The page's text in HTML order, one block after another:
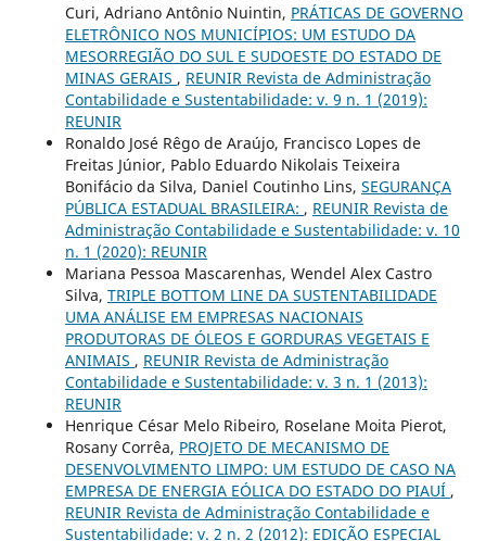
Curi, Adriano Antônio Nuintin, PRÁTICAS DE GOVERNO
ELETRÔNICO NOS MUNICÍPIOS: UM ESTUDO DA
MESORREGIÃO DO SUL E SUDOESTE DO ESTADO DE
MINAS GERAIS , REUNIR Revista de Administração
Contabilidade e Sustentabilidade: v. 9 n. 1 (2019):
REUNIR
Ronaldo José Rêgo de Araújo, Francisco Lopes de
Freitas Júnior, Pablo Eduardo Nikolais Teixeira
Bonifácio da Silva, Daniel Coutinho Lins, SEGURANÇA
PÚBLICA ESTADUAL BRASILEIRA: , REUNIR Revista de
Administração Contabilidade e Sustentabilidade: v. 10
n. 1 (2020): REUNIR
Mariana Pessoa Mascarenhas, Wendel Alex Castro
Silva, TRIPLE BOTTOM LINE DA SUSTENTABILIDADE
UMA ANÁLISE EM EMPRESAS NACIONAIS
PRODUTORAS DE ÓLEOS E GORDURAS VEGETAIS E
ANIMAIS , REUNIR Revista de Administração
Contabilidade e Sustentabilidade: v. 3 n. 1 (2013):
REUNIR
Henrique César Melo Ribeiro, Roselane Moita Pierot,
Rosany Corrêa, PROJETO DE MECANISMO DE
DESENVOLVIMENTO LIMPO: UM ESTUDO DE CASO NA
EMPRESA DE ENERGIA EÓLICA DO ESTADO DO PIAUÍ ,
REUNIR Revista de Administração Contabilidade e
Sustentabilidade: v. 2 n. 2 (2012): EDIÇÃO ESPECIAL